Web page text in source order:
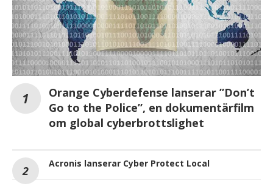
Orange Cyberdefense lanserar ”Don’t
Go to the Police”, en dokumentärfilm
om global cyberbrottslighet
Acronis lanserar Cyber Protect Local